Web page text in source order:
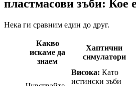
пластмасови зъби: Кое
Нека ги сравним един до друг.
Какво
искаме да
знаем
Хаптични
симулатори
Висока: Като
истински зъби